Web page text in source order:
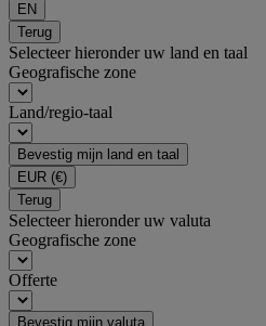
EN
Terug
Selecteer hieronder uw land en taal
Geografische zone
Land/regio-taal
Bevestig mijn land en taal
EUR (€)
Terug
Selecteer hieronder uw valuta
Geografische zone
Offerte
Bevestig mijn valuta